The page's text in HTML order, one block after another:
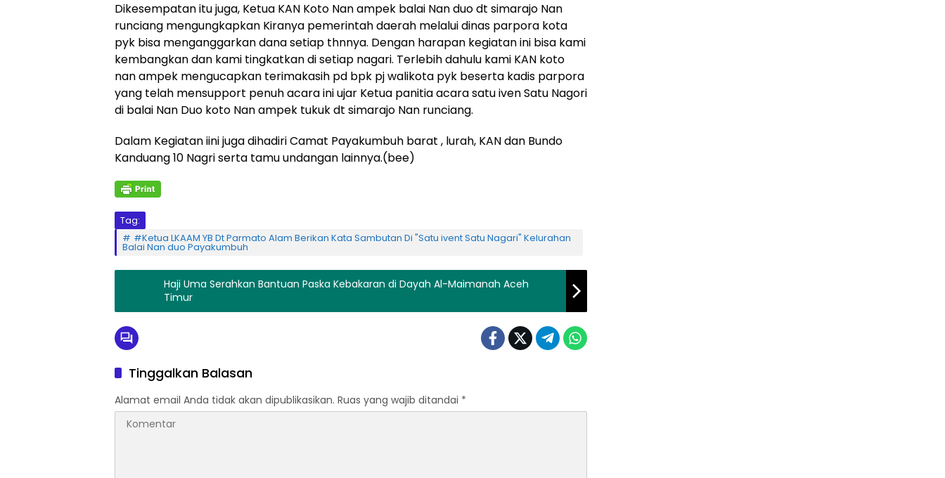
Dikesempatan itu juga, Ketua KAN Koto Nan ampek balai Nan duo dt simarajo Nan
runciang mengungkapkan Kiranya pemerintah daerah melalui dinas parpora kota
pyk bisa menganggarkan dana setiap thnnya. Dengan harapan kegiatan ini bisa kami
kembangkan dan kami tingkatkan di setiap nagari. Terlebih dahulu kami KAN koto
nan ampek mengucapkan terimakasih pd bpk pj walikota pyk beserta kadis parpora
yang telah mensupport penuh acara ini ujar Ketua panitia acara satu iven Satu Nagori
di balai Nan Duo koto Nan ampek tukuk dt simarajo Nan runciang.
Dalam Kegiatan iini juga dihadiri Camat Payakumbuh barat , lurah, KAN dan Bundo
Kanduang 10 Nagri serta tamu undangan lainnya.(bee)
Tag:
#Ketua LKAAM YB Dt Parmato Alam Berikan Kata Sambutan Di "Satu ivent Satu Nagari" Kelurahan
Balai Nan duo Payakumbuh
Haji Uma Serahkan Bantuan Paska Kebakaran di Dayah Al-Maimanah Aceh
Timur
Tinggalkan Balasan
Alamat email Anda tidak akan dipublikasikan. Ruas yang wajib ditandai *